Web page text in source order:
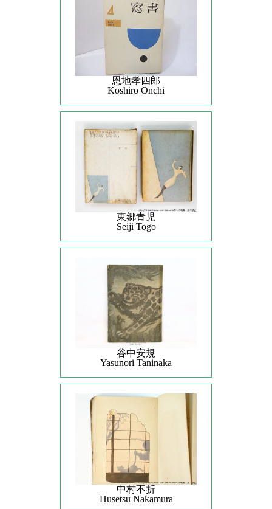
恩地孝四郎
Koshiro Onchi
東郷青児
Seiji Togo
谷中安規
Yasunori Taninaka
中村不折
Husetsu Nakamura